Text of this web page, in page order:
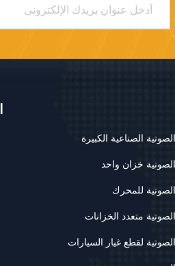
الصناعية الكبيرة
خزان واحد
للمحرك
متعدد الخزانات
لقطع غيار السيارات